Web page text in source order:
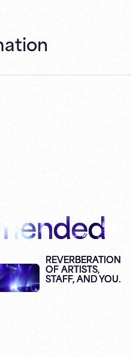
REVERBERATION
OF ARTISTS,
STAFF, AND YOU.